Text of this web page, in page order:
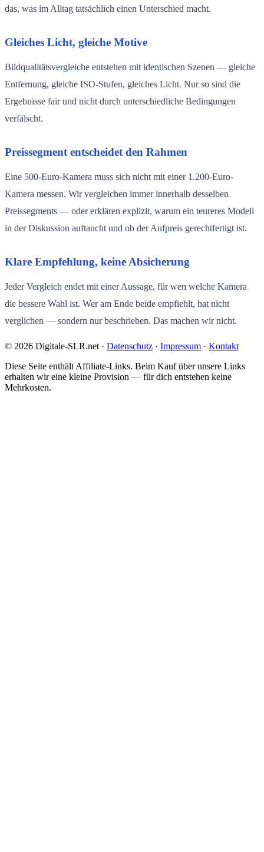
das, was im Alltag tatsächlich einen Unterschied macht.
Gleiches Licht, gleiche Motive
Bildqualitätsvergleiche entstehen mit identischen Szenen — gleiche
Entfernung, gleiche ISO-Stufen, gleiches Licht. Nur so sind die
Ergebnisse fair und nicht durch unterschiedliche Bedingungen
verfälscht.
Preissegment entscheidet den Rahmen
Eine 500-Euro-Kamera muss sich nicht mit einer 1.200-Euro-
Kamera messen. Wir vergleichen immer innerhalb desselben
Preissegments — oder erklären explizit, warum ein teureres Modell
in der Diskussion auftaucht und ob der Aufpreis gerechtfertigt ist.
Klare Empfehlung, keine Absicherung
Jeder Vergleich endet mit einer Aussage, für wen welche Kamera
die bessere Wahl ist. Wer am Ende beide empfiehlt, hat nicht
verglichen — sondern nur beschrieben. Das machen wir nicht.
© 2026 Digitale-SLR.net · Datenschutz · Impressum · Kontakt
Diese Seite enthält Affiliate-Links. Beim Kauf über unsere Links
erhalten wir eine kleine Provision — für dich entstehen keine
Mehrkosten.